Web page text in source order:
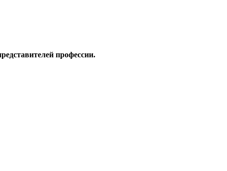
профессии.